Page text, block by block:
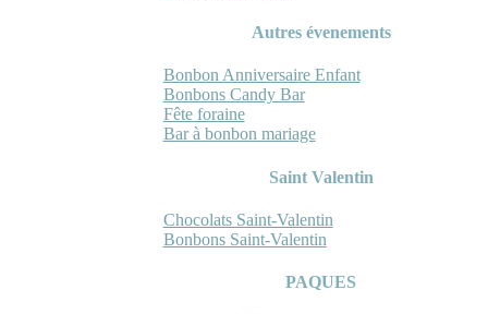
Autres évenements
Bonbon Anniversaire Enfant
Bonbons Candy Bar
Fête foraine
Bar à bonbon mariage
Saint Valentin
Chocolats Saint-Valentin
Bonbons Saint-Valentin
PAQUES